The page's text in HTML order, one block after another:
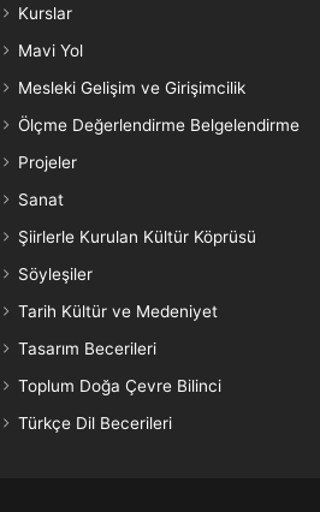
Kurslar
Mavi Yol
Mesleki Gelişim ve Girişimcilik
Ölçme Değerlendirme Belgelendirme
Projeler
Sanat
Şiirlerle Kurulan Kültür Köprüsü
Söyleşiler
Tarih Kültür ve Medeniyet
Tasarım Becerileri
Toplum Doğa Çevre Bilinci
Türkçe Dil Becerileri